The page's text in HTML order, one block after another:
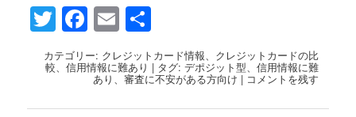
Twitter
Facebook
Email
有
カテゴリー: クレジットカード情報、 クレジットカードの比
較、信用情報に難あり | タグ: デポジット型、信用情報に難
あり 、審査に不安がある方向け | コメントを残す